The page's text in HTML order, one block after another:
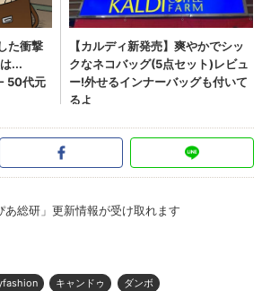
あ総研」更新情報が受け取れます
キャンドゥ ダンボ